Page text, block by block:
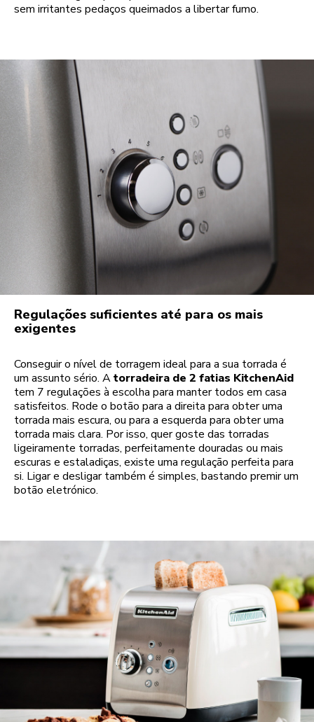
sem irritantes pedaços queimados a libertar fumo.
Regulações suficientes até para os mais
exigentes
Conseguir o nível de torragem ideal para a sua torrada é
um assunto sério. Atorradeira de 2 fatias KitchenAid
tem 7 regulações à escolha para manter todos em casa
satisfeitos. Rode o botão para a direita para obter uma
torrada mais escura, ou para a esquerda para obter uma
torrada mais clara. Por isso, quer goste das torradas
ligeiramente torradas, perfeitamente douradas ou mais
escuras e estaladiças, existe uma regulação perfeita para
si. Ligar e desligar também é simples, bastando premir um
botão eletrónico.